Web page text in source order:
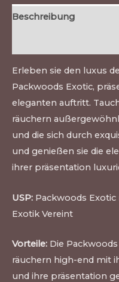
Beschreibung
Erleben sie den luxus
Packwoods Exotic,
eleganten auftritt.
räuchern
und die sich durch
und genießen sie die
ihrer präsentation
USP: Packwoods
Exotik Vereint
Vorteile: Die
räuchern high-end mit
und ihre präsentation